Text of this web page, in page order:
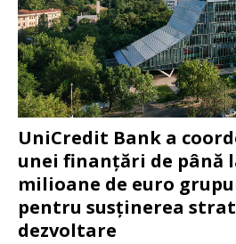
UniCredit Bank a
unei finanțări de până
milioane de euro
pentru susținerea
dezvoltare